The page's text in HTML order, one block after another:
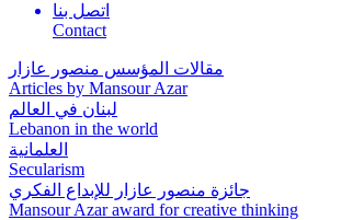
اتصل بنا
Contact
مقالات المؤسس منصور عازار
Articles by Mansour Azar
لبنان في العالم
Lebanon in the world
العلمانية
Secularism
جائزة منصور عازار للإبداع الفكري
Mansour Azar award for creative thinking